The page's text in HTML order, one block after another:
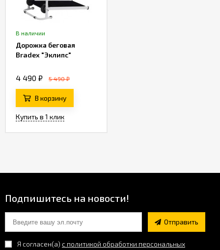
В наличии
Дорожка беговая
Bradex "Эклипс"
4 490 ₽ 5 490 ₽
В корзину
Купить в 1 клик
Подпишитесь на новости!
Отправить
Я согласен(a) с политикой обработки персональных